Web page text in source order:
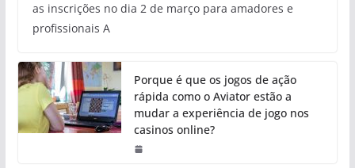
as inscrições no dia 2 de março para amadores e
profissionais A
Porque é que os jogos de ação
rápida como o Aviator estão a
mudar a experiência de jogo nos
casinos online?